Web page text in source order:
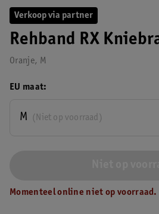
Verkoop via partner
Rehband RX
Oranje, M
EU maat
(Niet op voorraad)
M
Momenteel online niet op voorraad.